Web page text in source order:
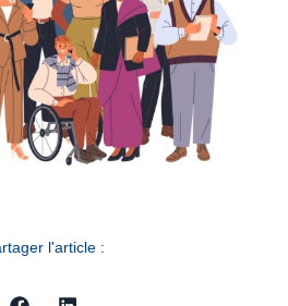
l'article :